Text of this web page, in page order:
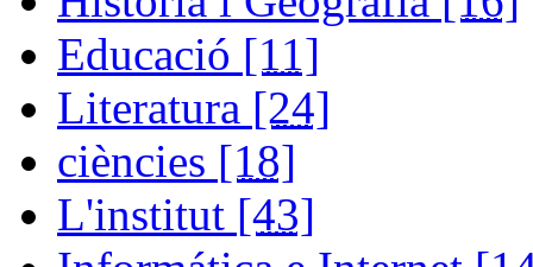
Educació [11]
Literatura [24]
ciències [18]
L'institut [43]